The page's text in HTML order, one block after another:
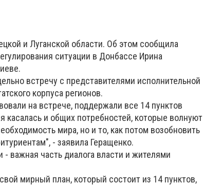
и Луганской области. Об этом сообщила
ситуации в Донбассе Ирина
встречу с представителями исполнительной
корпуса регионов.
на встрече, поддержали все 14 пунктов
касалась и общих потребностей, которые волнуют
мира, но и то, как потом возобновить
- заявила Геращенко.
важная часть диалога власти и жителями
мирный план, который состоит из 14 пунктов,